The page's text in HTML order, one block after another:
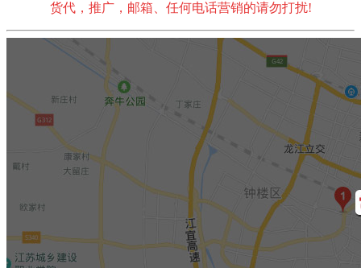
货代，推广，邮箱、任何电话营销的请勿打扰!